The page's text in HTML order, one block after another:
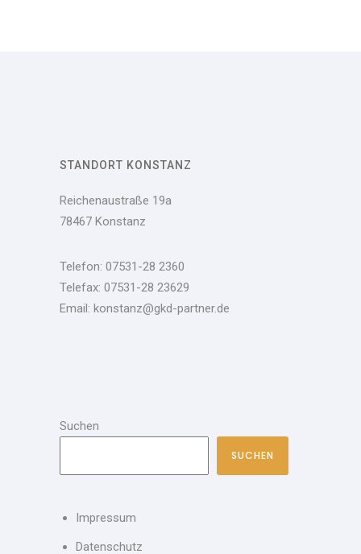
STANDORT KONSTANZ
Reichenaustraße 19a
78467 Konstanz
Telefon: 07531-28 2360
Telefax: 07531-28 23629
Email: konstanz@gkd-partner.de
Suchen
SUCHEN
Impressum
Datenschutz